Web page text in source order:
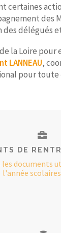
certaines
des
délégués
la Loire pour
LANNEAU,
pour toute
DE
les documents
l'année